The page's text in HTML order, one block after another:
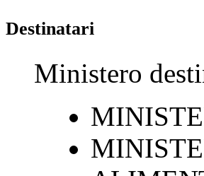
Destinatari
Ministero